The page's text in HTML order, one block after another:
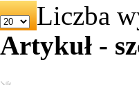
Liczba
Artykuł -